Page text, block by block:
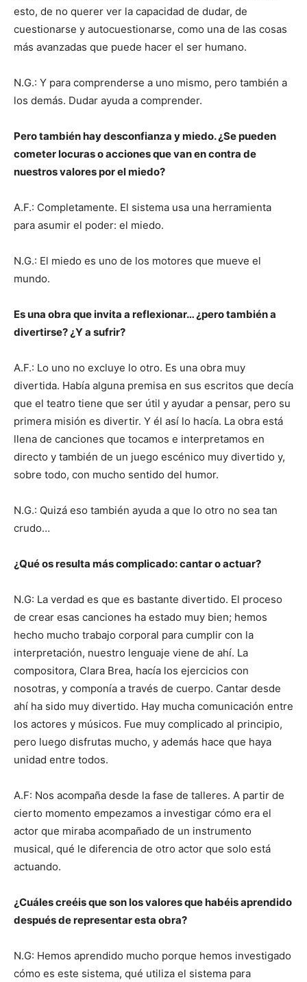
esto, de no querer ver la capacidad de dudar, de
cuestionarse y autocuestionarse, como una de las cosas
más avanzadas que puede hacer el ser humano.
N.G.: Y para comprenderse a uno mismo, pero también a
los demás. Dudar ayuda a comprender.
Pero también hay desconfianza y miedo. ¿Se pueden
cometer locuras o acciones que van en contra de
nuestros valores por el miedo?
A.F.: Completamente. El sistema usa una herramienta
para asumir el poder: el miedo.
N.G.: El miedo es uno de los motores que mueve el
mundo.
Es una obra que invita a reflexionar… ¿pero también a
divertirse? ¿Y a sufrir?
A.F.: Lo uno no excluye lo otro. Es una obra muy
divertida. Había alguna premisa en sus escritos que decía
que el teatro tiene que ser útil y ayudar a pensar, pero su
primera misión es divertir. Y él así lo hacía. La obra está
llena de canciones que tocamos e interpretamos en
directo y también de un juego escénico muy divertido y,
sobre todo, con mucho sentido del humor.
N.G.: Quizá eso también ayuda a que lo otro no sea tan
crudo…
¿Qué os resulta más complicado: cantar o actuar?
N.G: La verdad es que es bastante divertido. El proceso
de crear esas canciones ha estado muy bien; hemos
hecho mucho trabajo corporal para cumplir con la
interpretación, nuestro lenguaje viene de ahí. La
compositora, Clara Brea, hacía los ejercicios con
nosotras, y componía a través de cuerpo. Cantar desde
ahí ha sido muy divertido. Hay mucha comunicación entre
los actores y músicos. Fue muy complicado al principio,
pero luego disfrutas mucho, y además hace que haya
unidad entre todos.
A.F: Nos acompaña desde la fase de talleres. A partir de
cierto momento empezamos a investigar cómo era el
actor que miraba acompañado de un instrumento
musical, qué le diferencia de otro actor que solo está
actuando.
¿Cuáles creéis que son los valores que habéis aprendido
después de representar esta obra?
N.G: Hemos aprendido mucho porque hemos investigado
cómo es este sistema, qué utiliza el sistema para